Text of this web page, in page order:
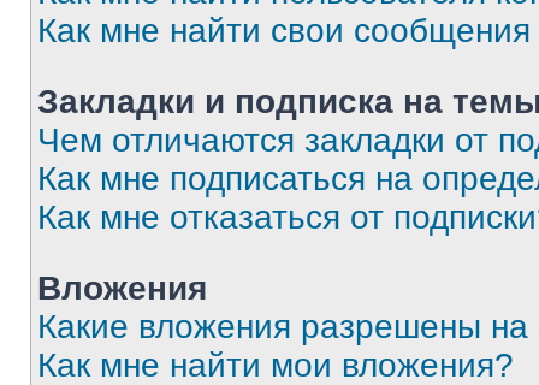
Как мне найти свои
Закладки и подписка на
Чем отличаются закладки от
Как мне подписаться на
Как мне отказаться от
Вложения
Какие вложения разрешены
Как мне найти мои вложения?